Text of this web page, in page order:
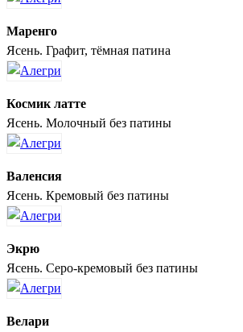
Маренго
Ясень. Графит, тёмная патина
Космик латте
Ясень. Молочный без патины
Валенсия
Ясень. Кремовый без патины
Экрю
Ясень. Серо-кремовый без патины
Велари